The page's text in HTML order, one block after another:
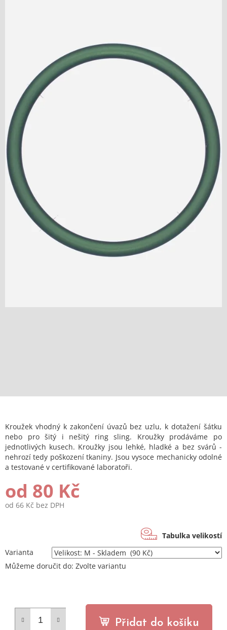
Kroužek vhodný k zakončení úvazů bez uzlu, k dotažení šátku
nebo pro šitý i nešitý ring sling. Kroužky prodáváme po
jednotlivých kusech. Kroužky jsou lehké, hladké a bez svárů -
nehrozí tedy poškození tkaniny. Jsou vysoce mechanicky odolné
a testované v certifikované laboratoři.
od 80 Kč
od 66 Kč bez DPH
Tabulka velikostí
Varianta
Můžeme doručit do: Zvolte variantu
Přidat do košíku